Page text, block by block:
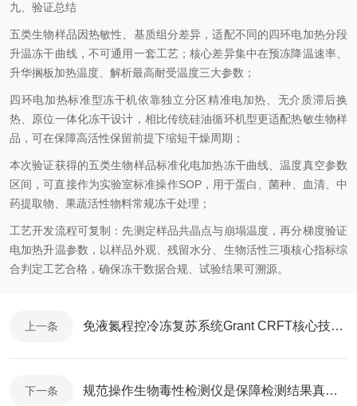
九、验证总结
五类生物样品因热敏性、基质组分差异，适配不同的四环电加热分段
升温冻干曲线，不可通用一套工艺；核心差异集中在预冻降温速率、
升华搁板加热温度、解析最高耐受温度三大参数；
四环电加热标准型冻干机依靠独立分区精准电加热、无介质滞后换
热、原位一体化冻干设计，相比传统硅油循环机型更适配热敏生物样
品，可在保障高活性保留前提下缩短干燥周期；
本次验证获得的五类生物样品标准化电加热冻干曲线、温度真空参数
区间，可直接作为实验室标准操作SOP，用于蛋白、菌种、血清、中
药提取物、果蔬活性物料常规冻干处理；
工艺开发流程可复制：先测定样品共晶点与崩塌温度，再分梯度验证
电加热升温参数，以样品外观、残留水分、生物活性三项核心指标综
合判定工艺合格，确保冻干数据合规、试验结果可溯源。
上一条 免液氮程控冷冻复苏系统Grant CRFT核心技术解析与应用研究
下一条 规范操作生物毒性检测仪是保障检测结果真实有效的关键